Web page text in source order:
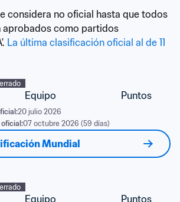
considera no oficial hasta que todos
aprobados como partidos
La última clasificación oficial al de 11
Equipo Puntos
20 julio 2026
07 octubre 2026 (59 días)
Mundial
Equipo Puntos